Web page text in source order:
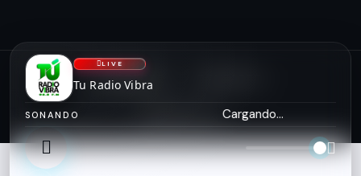
NOSOTROS
LIVE
Tu Radio Vibra
SONANDO Cargando...